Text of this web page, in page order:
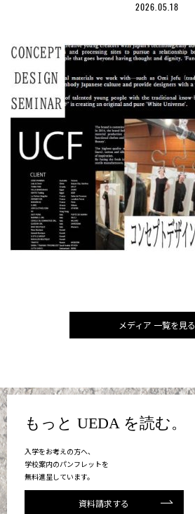
2026.05.18
メディア 一覧を見る
もっと UEDA を読む。
入学をお考えの方へ、
学校案内のパンフレットを
無料進呈しています。
資料請求する